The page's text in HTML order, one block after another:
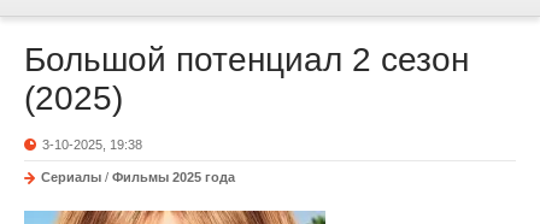
Большой потенциал 2 сезон
(2025)
3-10-2025, 19:38
Сериалы / Фильмы 2025 года